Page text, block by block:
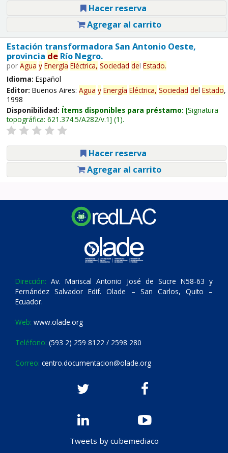
Hacer reserva
Agregar al carrito
Estación transformadora San Antonio Oeste,
provincia deRío Negro.
por Agua y Energía Eléctrica, Sociedad del Estado.
Idioma: Español
Editor: Buenos Aires: Agua y Energía Eléctrica, Sociedad del Estado,
1998
Disponibilidad: Ítems disponibles para préstamo: Signatura
topográfica: 621.374.5/A282/v.1 (1).
Hacer reserva
Agregar al carrito
Dirección: Av. Mariscal Antonio José de Sucre N58-63 y
Fernández Salvador Edif. Olade – San Carlos, Quito –
Ecuador.
Web: www.olade.org
Teléfono: (593 2) 259 8122 / 2598 280
Correo: centro.documentacion@olade.org
Tweets by cubemediaco